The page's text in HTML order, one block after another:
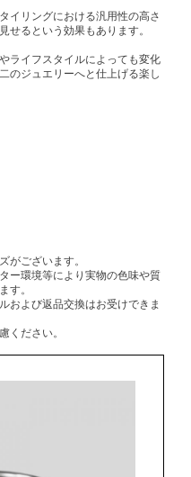
イリングにおける汎用性の高さ
せるという効果もあります。
ライフスタイルによっても変化
のジュエリーへと仕上げる楽し
がございます。
ー環境等により実物の色味や質
す。
および返品交換はお受けできま
ください。